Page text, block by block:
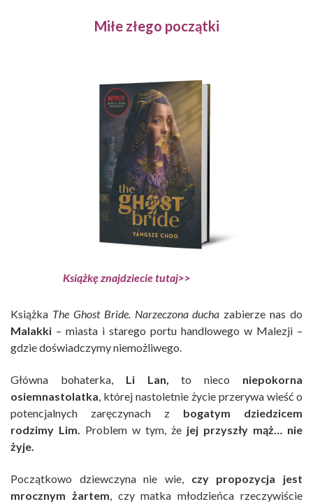
Miłe złego początki
Książkę znajdziecie tutaj>>
Książka The Ghost Bride. Narzeczona ducha zabierze nas do
Malakki – miasta i starego portu handlowego w Malezji –
gdzie doświadczymy niemożliwego.
Główna bohaterka,Li Lan, to nieco niepokorna
osiemnastolatka, której nastoletnie życie przerywa wieść o
potencjalnych zaręczynach z bogatym dziedzicem
rodzimy Lim. Problem w tym, że jej przyszły mąż… nie
żyje.
Początkowo dziewczyna nie wie, czy propozycja jest
mrocznym żartem, czy matka młodzieńca rzeczywiście